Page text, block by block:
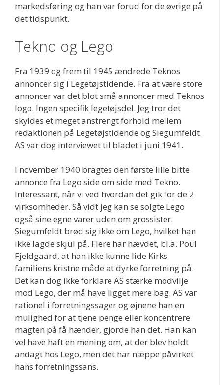
markedsføring og han var forud for de øvrige på
det tidspunkt.
Tekno og Lego
Fra 1939 og frem til 1945 ændrede Teknos
annoncer sig i Legetøjstidende. Fra at være store
annoncer var det blot små annoncer med Teknos
logo. Ingen specifik legetøjsdel. Jeg tror det
skyldes et meget anstrengt forhold mellem
redaktionen på Legetøjstidende og Siegumfeldt.
AS var dog interviewet til bladet i juni 1941.
I november 1940 bragtes den første lille bitte
annonce fra Lego side om side med Tekno.
Interessant, når vi ved hvordan det gik for de 2
virksomheder. Så vidt jeg kan se solgte Lego
også sine egne varer uden om grossister.
Siegumfeldt brød sig ikke om Lego, hvilket han
ikke lagde skjul på. Flere har hævdet, bl.a. Poul
Fjeldgaard, at han ikke kunne lide Kirks
familiens kristne måde at dyrke forretning på.
Det kan dog ikke forklare AS stærke modvilje
mod Lego, der må have ligget mere bag. AS var
rationel i forretningssager og øjnene han en
mulighed for at tjene penge eller koncentrere
magten på få hænder, gjorde han det. Han kan
vel have haft en mening om, at der blev holdt
andagt hos Lego, men det har næppe påvirket
hans forretningssans.